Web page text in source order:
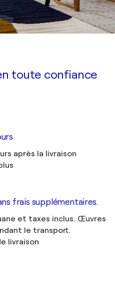
toute confiance
après la livraison
frais supplémentaires.
et taxes inclus. Œuvres
le transport.
livraison